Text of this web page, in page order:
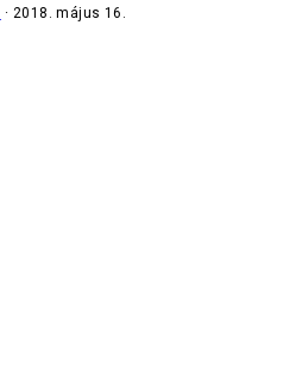
2018. május 16.